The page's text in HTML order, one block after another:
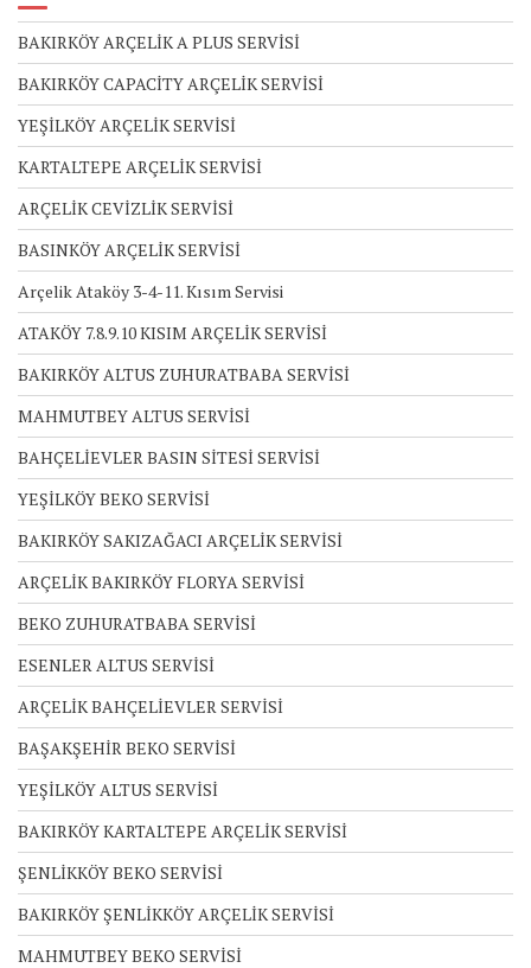
BAKIRKÖY ARÇELİK A PLUS SERVİSİ
BAKIRKÖY CAPACİTY ARÇELİK SERVİSİ
YEŞİLKÖY ARÇELİK SERVİSİ
KARTALTEPE ARÇELİK SERVİSİ
ARÇELİK CEVİZLİK SERVİSİ
BASINKÖY ARÇELİK SERVİSİ
Arçelik Ataköy 3-4-11. Kısım Servisi
ATAKÖY 7.8.9.10 KISIM ARÇELİK SERVİSİ
BAKIRKÖY ALTUS ZUHURATBABA SERVİSİ
MAHMUTBEY ALTUS SERVİSİ
BAHÇELİEVLER BASIN SİTESİ SERVİSİ
YEŞİLKÖY BEKO SERVİSİ
BAKIRKÖY SAKIZAĞACI ARÇELİK SERVİSİ
ARÇELİK BAKIRKÖY FLORYA SERVİSİ
BEKO ZUHURATBABA SERVİSİ
ESENLER ALTUS SERVİSİ
ARÇELİK BAHÇELİEVLER SERVİSİ
BAŞAKŞEHİR BEKO SERVİSİ
YEŞİLKÖY ALTUS SERVİSİ
BAKIRKÖY KARTALTEPE ARÇELİK SERVİSİ
ŞENLİKKÖY BEKO SERVİSİ
BAKIRKÖY ŞENLİKKÖY ARÇELİK SERVİSİ
MAHMUTBEY BEKO SERVİSİ